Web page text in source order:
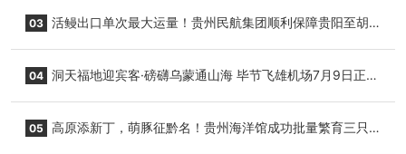
03 活鳗出口单次最大运量！贵州民航集团顺利保障贵阳至胡
04 洞天福地迎宾客·磅礴乌蒙通山海 毕节飞雄机场7月9日正式
05 高原添新丁，萌豚征黔名！贵州海洋馆成功批量繁育三只